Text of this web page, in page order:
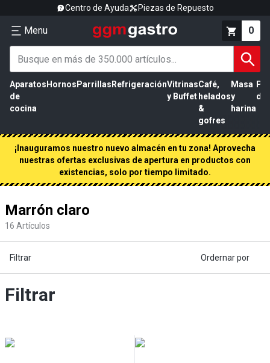
Centro de Ayuda Piezas de Repuesto
Menu 0
Aparatos
de
cocina
Hornos Parrillas RefrigeraciónVitrinas
y Buffet
Café,
helados
&
gofres
Masa
y
harina
de
¡Inauguramos nuestro nuevo almacén en tu zona! Aprovecha
nuestras ofertas exclusivas de apertura en productos con
existencias, solo por tiempo limitado.
Marrón claro
16 Artículos
Filtrar Ordernar por
Filtrar